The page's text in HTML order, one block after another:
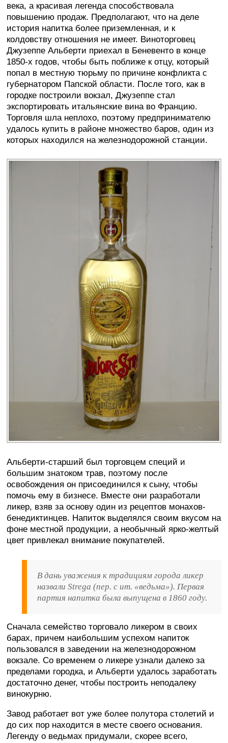
века, а красивая легенда способствовала
повышению продаж. Предполагают, что на деле
история напитка более приземленная, и к
колдовству отношения не имеет. Виноторговец
Джузеппе Альберти приехал в Беневенто в конце
1850-х годов, чтобы быть поближе к отцу, который
попал в местную тюрьму по причине конфликта с
губернатором Папской области. После того, как в
городке построили вокзал, Джузеппе стал
экспортировать итальянские вина во Францию.
Торговля шла неплохо, поэтому предпринимателю
удалось купить в районе множество баров, один из
которых находился на железнодорожной станции.
Альберти-старший был торговцем специй и
большим знатоком трав, поэтому после
освобождения он присоединился к сыну, чтобы
помочь ему в бизнесе. Вместе они разработали
ликер, взяв за основу один из рецептов монахов-
бенедиктинцев. Напиток выделялся своим вкусом на
фоне местной продукции, а необычный ярко-желтый
цвет привлекал внимание покупателей.
В дань уважения к традициям города ликер
назвали Strega (пер. с ит. «ведьма»). Первая
партия напитка была выпущена в 1860 году.
Сначала семейство торговало ликером в своих
барах, причем наибольшим успехом напиток
пользовался в заведении на железнодорожном
вокзале. Со временем о ликере узнали далеко за
пределами городка, и Альберти удалось заработать
достаточно денег, чтобы построить неподалеку
винокурню.
Завод работает вот уже более полутора столетий и
до сих пор находится в месте своего основания.
Легенду о ведьмах придумали, скорее всего,